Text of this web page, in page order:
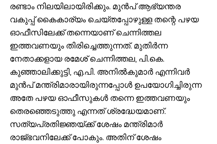
രണ്ടാം നിലയിലായിരിക്കും. മുൻപ് ആഭ്യന്തര
വകുപ്പ് കൈകാര്യം ചെയ്തപ്പോഴുള്ള തന്റെ പഴയ
ഓഫീസിലേക്ക് തന്നെയാണ് ചെന്നിത്തല
ഇത്തവണയും തിരിച്ചെത്തുന്നത്. മുതിർന്ന
നേതാക്കളായ രമേശ് ചെന്നിത്തല, പി.കെ.
കുഞ്ഞാലിക്കുട്ടി, എ.പി. അനിൽകുമാർ എന്നിവർ
മുൻപ് മന്ത്രിമാരായിരുന്നപ്പോൾ ഉപയോഗിച്ചിരുന്ന
അതേ പഴയ ഓഫീസുകൾ തന്നെ ഇത്തവണയും
തെരഞ്ഞെടുത്തു എന്നത് ശ്രദ്ധേയമാണ്.
സത്യപ്രതിജ്ഞയ്ക്ക് ശേഷം മന്ത്രിമാർ
രാജ്ഭവനിലേക്ക് പോകും. അതിന് ശേഷം